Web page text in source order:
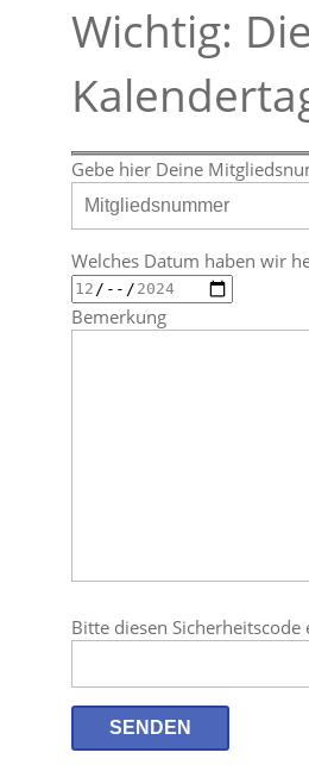
Wichtig:
Gebe hier Deine
Welches Datum haben wir
Bemerkung
Bitte diesen Sicherheitscode